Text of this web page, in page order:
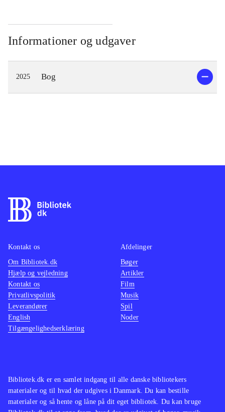
Informationer og udgaver
2025 Bog
Bibliotek.dk er en samlet indgang til alle danske bibliotekers
materialer og til hvad der udgives i Danmark. Du kan bestille
materialer og så hente og låne på dit eget bibliotek. Du kan bruge
Kontakt os
Om Bibliotek.dk
Hjælp og vejledning
Kontakt os
Privatlivspolitik
Leverandører
English
Tilgængelighedserklæring
Afdelinger
Bøger
Artikler
Film
Musik
Spil
Noder